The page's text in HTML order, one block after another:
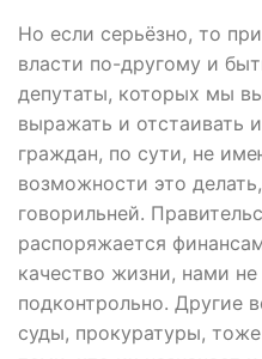
Но если серьёзно, то
власти по-другому и
депутаты, которых мы
выражать и отстаивать
граждан, по сути, не
возможности это
говорильней.
распоряжается
качество жизни, нами
подконтрольно. Другие
суды, прокуратуры,